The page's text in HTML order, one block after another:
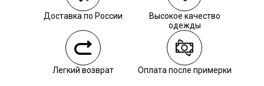
Самовывоз из пункта выдачи СДЭК
Самовывоз из наших магазинов
Курьерская доставка СДЭК
Самовывоз из пункта выдачи СДЭК
Доставка по России
Высокое качество
одежды
Легкий возврат Оплата после примерки